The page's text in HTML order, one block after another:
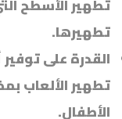
تطهير الأسطح
تطهيرها.
القدرة على
تطهير الألعاب
الأطفال.